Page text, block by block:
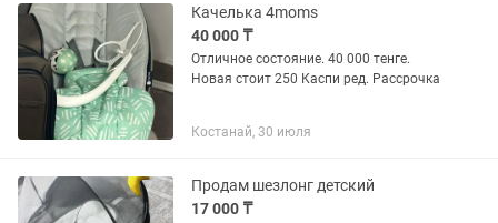
укачивания маминых рук....
Качелька 4moms
40 000 ₸
Отличное состояние. 40 000 тенге.
Новая стоит 250 Каспи ред. Рассрочка
Костанай, 30 июля
Продам шезлонг детский
17 000 ₸